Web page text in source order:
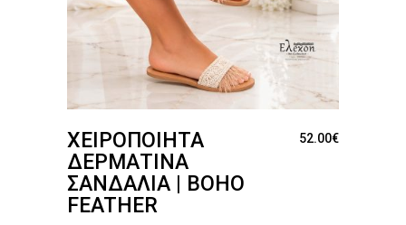
ΧΕΙΡΟΠΟΊΗΤΑ
ΔΕΡΜΆΤΙΝΑ
ΣΑΝΔΆΛΙΑ | BOHO
FEATHER
52.00€